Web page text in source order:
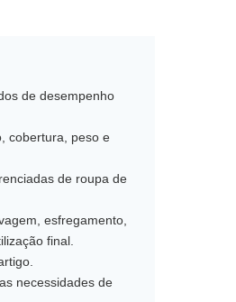
de desempenho
cobertura, peso e
de roupa de
esfregamento,
final.
necessidades de